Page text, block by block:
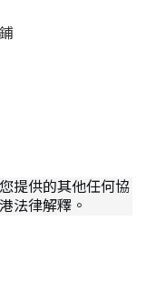
提供的其他任何協
法律解釋。